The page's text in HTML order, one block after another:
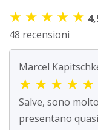
★ ★ ★ ★ ★
48 recensioni
Marcel
★ ★ ★ ★ ★
Salve, sono
presentano